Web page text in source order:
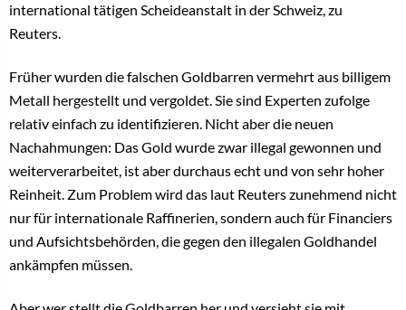
international tätigen Scheideanstalt in der Schweiz, zu
Reuters.
Früher wurden die falschen Goldbarren vermehrt aus billigem
Metall hergestellt und vergoldet. Sie sind Experten zufolge
relativ einfach zu identifizieren. Nicht aber die neuen
Nachahmungen: Das Gold wurde zwar illegal gewonnen und
weiterverarbeitet, ist aber durchaus echt und von sehr hoher
Reinheit. Zum Problem wird das laut Reuters zunehmend nicht
nur für internationale Raffinerien, sondern auch für Financiers
und Aufsichtsbehörden, die gegen den illegalen Goldhandel
ankämpfen müssen.